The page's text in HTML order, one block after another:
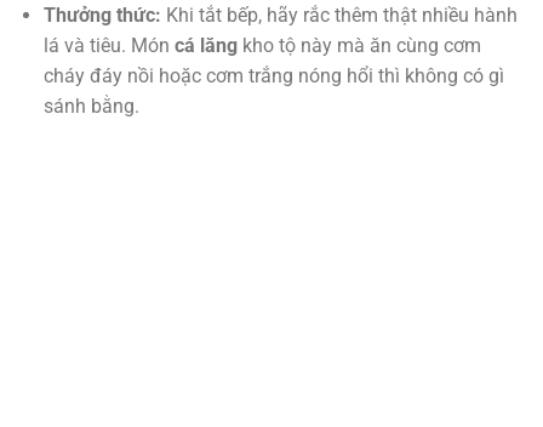
Thưởng thức: Khi tắt bếp, hãy rắc thêm thật nhiều hành
lá và tiêu. Món cá lăngkho tộ này mà ăn cùng cơm
cháy đáy nồi hoặc cơm trắng nóng hổi thì không có gì
sánh bằng.